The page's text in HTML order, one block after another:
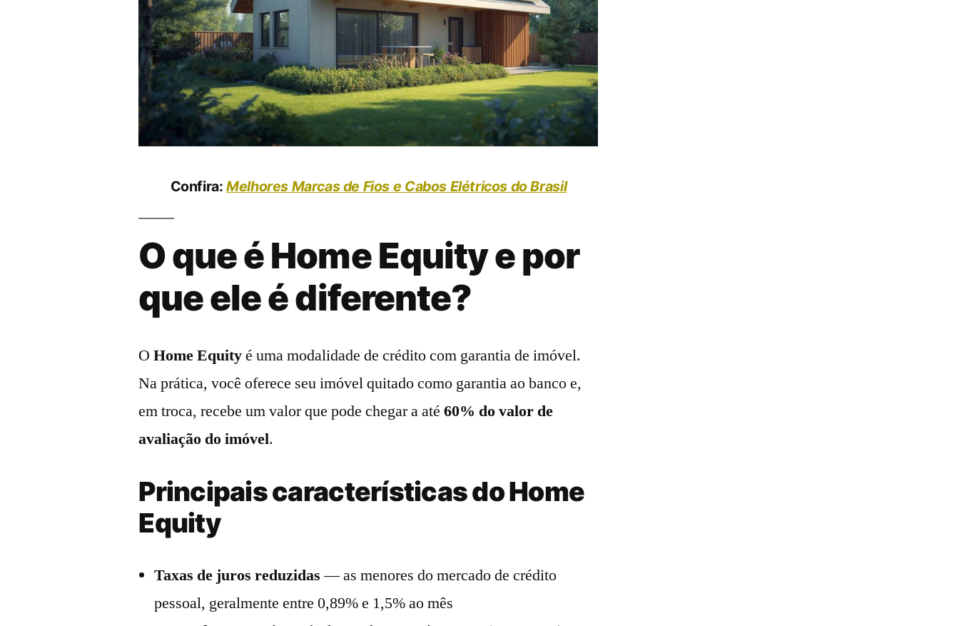
Confira:Melhores Marcas de Fios e Cabos Elétricos do Brasil
O que é Home Equity e por
que ele é diferente?
OHome Equityé uma modalidade de crédito com garantia de imóvel.
Na prática, você oferece seu imóvel quitado como garantia ao banco e,
em troca, recebe um valor que pode chegar a até60% do valor de
avaliação do imóvel.
Principais características do Home
Equity
Taxas de juros reduzidas— as menores do mercado de crédito
pessoal, geralmente entre 0,89% e 1,5% ao mês